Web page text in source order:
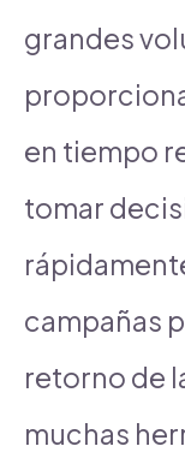
grandes
en tiempo
tomar
campañas
retorno de
muchas